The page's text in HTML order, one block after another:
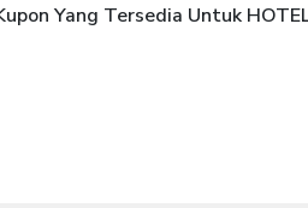
Yang Tersedia Untuk